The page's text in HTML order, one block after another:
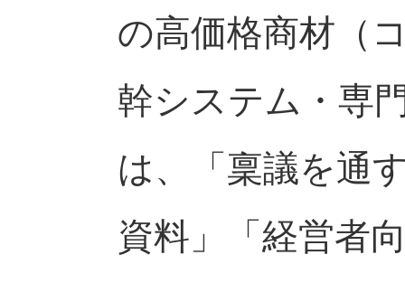
の高価格商材（
幹システム・専
は、「稟議を通
資料」「経営者